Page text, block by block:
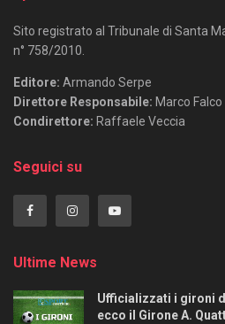
Sito registrato al Tribunale di Santa
n° 758/2010.
Editore: Armando Serpe
Direttore Responsabile: Marco Falco
Condirettore: Raffaele Veccia
Seguici su
Ultime News
Ufficializzati i gironi
ecco il Girone A.